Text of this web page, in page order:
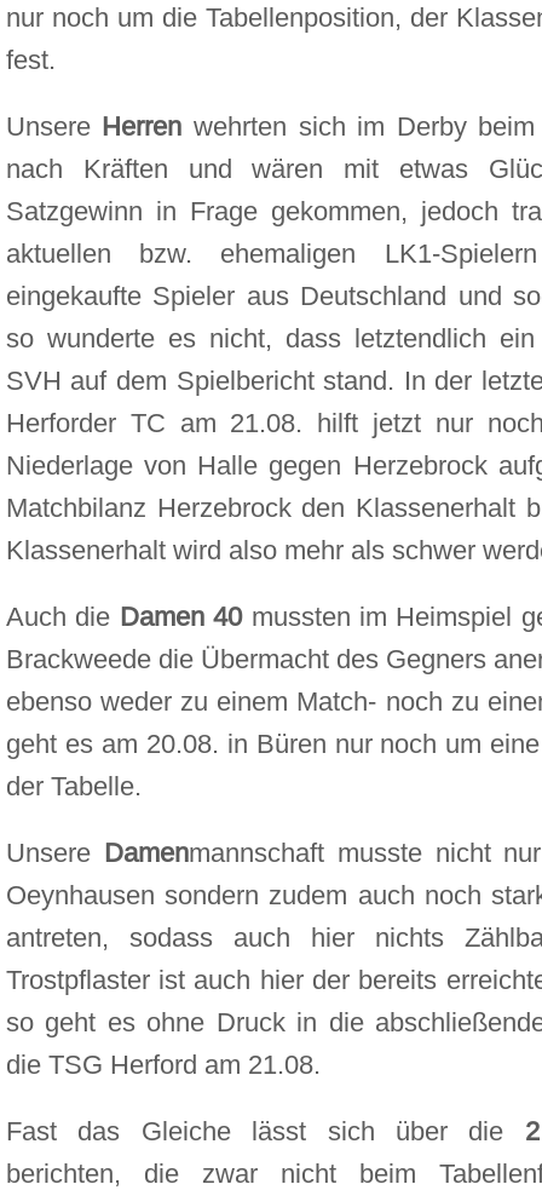
nur noch um die Tabellenposition, der
fest.
Unsere Herrenwehrten sich im Derby
nach Kräften und wären mit etwas
Satzgewinn in Frage gekommen, jedoch
aktuellen bzw. ehemaligen LK1-
eingekaufte Spieler aus Deutschland und
so wunderte es nicht, dass letztendlich
SVH auf dem Spielbericht stand. In der
Herforder TC am 21.08. hilft jetzt nur
Niederlage von Halle gegen Herzebrock
Matchbilanz Herzebrock den Klassenerhalt
Klassenerhalt wird also mehr als schwer
Auch die Damen 40mussten im Heimspiel
Brackweede die Übermacht des Gegners
ebenso weder zu einem Match- noch zu
geht es am 20.08. in Büren nur noch um
der Tabelle.
Unsere Damenmannschaft musste nicht
Oeynhausen sondern zudem auch noch
antreten, sodass auch hier nichts
Trostpflaster ist auch hier der bereits
so geht es ohne Druck in die
die TSG Herford am 21.08.
Fast das Gleiche lässt sich über die
berichten, die zwar nicht beim